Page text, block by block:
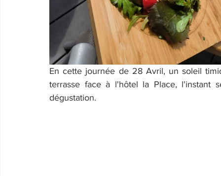
En cette journée de 28 Avril, un soleil
terrasse face à l'hôtel la Place, l'instant
dégustation.